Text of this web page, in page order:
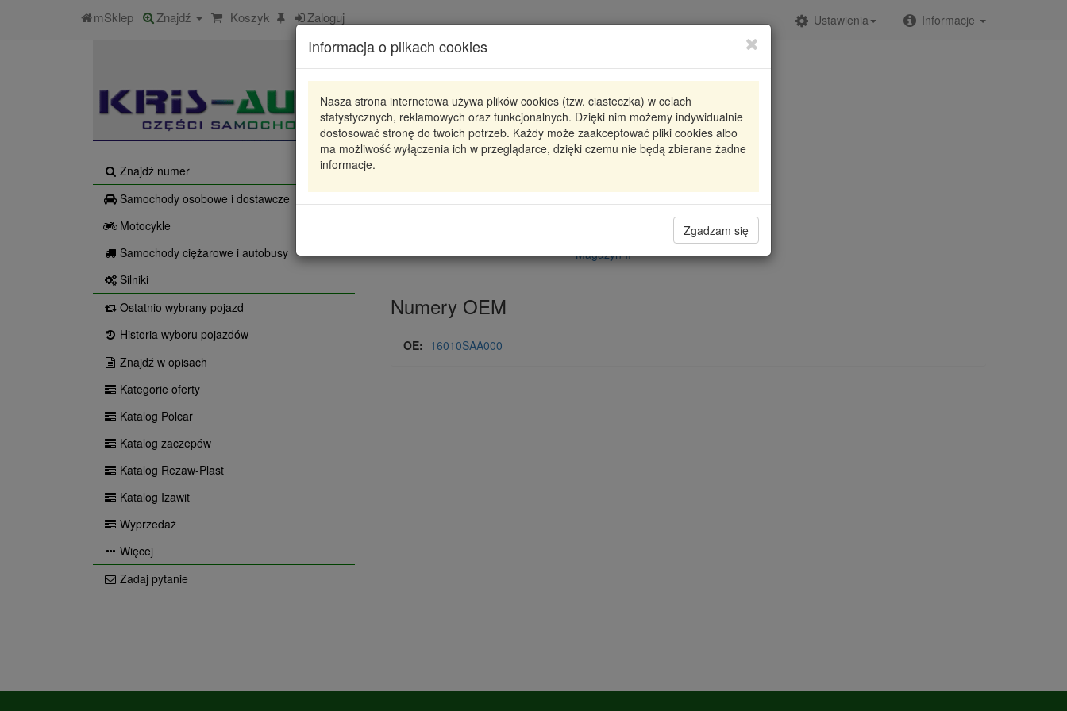
mSklep Znajdź Koszyk Zaloguj Informacje
Ustawienia
Informacja o plikach cookies
Nasza strona internetowa używa plików cookies (tzw. ciasteczka) w celach
statystycznych, reklamowych oraz funkcjonalnych. Dzięki nim możemy indywidualnie
dostosować stronę do twoich potrzeb. Każdy może zaakceptować pliki cookies albo
ma możliwość wyłączenia ich w przeglądarce, dzięki czemu nie będą zbierane żadne
informacje.
Zgadzam się
Znajdź numer
Samochody osobowe i dostawcze
Motocykle
Samochody ciężarowe i autobusy
Silniki
Ostatnio wybrany pojazd
Historia wyboru pojazdów
Znajdź w opisach
Kategorie oferty
Katalog Polcar
Katalog zaczepów
Katalog Rezaw-Plast
Katalog Izawit
Wyprzedaż
Więcej
Zadaj pytanie
Karta produktu
ADH22334 BLUE PRINT
FILTR PALIWA (W ZBIORNIKU)
a
Dostępność
Magazyn II
Numery OEM
OE: 16010SAA000